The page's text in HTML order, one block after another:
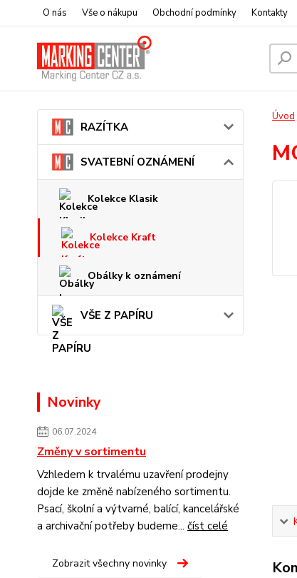
O nás Vše o nákupu Obchodní podmínky Kontakty
RAZÍTKA
SVATEBNÍ OZNÁMENÍ
Kolekce Klasik
Kolekce Kraft
Obálky k oznámení
VŠE Z PAPÍRU
Novinky
06.07.2024
Změny v sortimentu
Vzhledem k trvalému uzavření prodejny
dojde ke změně nabízeného sortimentu.
Psací, školní a výtvarné, balící, kancelářské
a archivační potřeby budeme... číst celé
Zobrazit všechny novinky
Úvod